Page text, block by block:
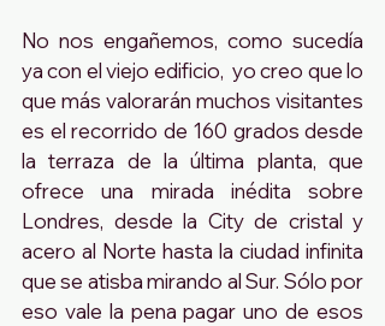
No nos engañemos, como sucedía
ya con el viejo edificio,  yo creo que lo
que más valorarán muchos visitantes
es el recorrido de 160 grados desde
la terraza de la última planta, que
ofrece una mirada inédita sobre
Londres, desde la City de cristal y
acero al Norte hasta la ciudad infinita
que se atisba mirando al Sur. Sólo por
eso vale la pena pagar uno de esos